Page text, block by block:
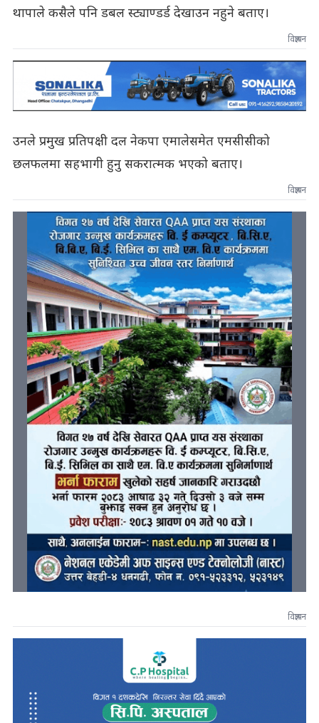
थापाले कसैले पनि डबल स्ट्याण्डर्ड देखाउन नहुने बताए।
विज्ञापन
उनले प्रमुख प्रतिपक्षी दल नेकपा एमालेसमेत एमसीसीको
छलफलमा सहभागी हुनु सकरात्मक भएको बताए।
विज्ञापन
विज्ञापन